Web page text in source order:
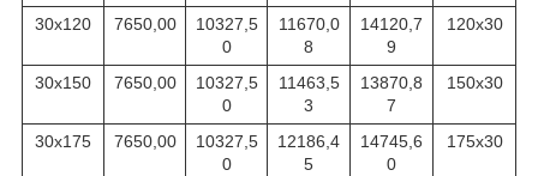
30х120 7650,00
10327,5
0
11670,0
8
14120,7
9
120х30
30х150 7650,00
10327,5
0
11463,5
3
13870,8
7
150х30
30х175 7650,00
10327,5
0
12186,4
5
14745,6
0
175х30